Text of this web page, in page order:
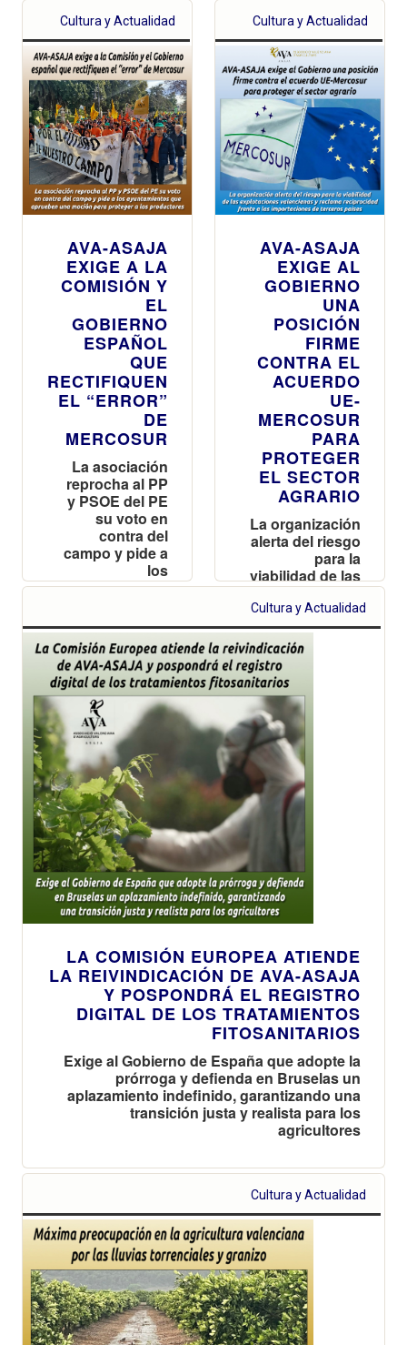
Cultura y Actualidad
AVA-ASAJA
EXIGE A LA
COMISIÓN Y
EL
GOBIERNO
ESPAÑOL
QUE
RECTIFIQUEN
EL “ERROR”
DE
MERCOSUR
La asociación
reprocha al PP
y PSOE del PE
su voto en
contra del
campo y pide a
los
ayuntamientos
una moción
para proteger a
los productores
Cultura y Actualidad
AVA-ASAJA
EXIGE AL
GOBIERNO
UNA
POSICIÓN
FIRME
CONTRA EL
ACUERDO
UE-
MERCOSUR
PARA
PROTEGER
EL SECTOR
AGRARIO
La organización
alerta del riesgo
para la
viabilidad de las
explotaciones
valencianas y
reclama
reciprocidad
importaciones
de terceros
Cultura y Actualidad
LA COMISIÓN EUROPEA ATIENDE
LA REIVINDICACIÓN DE AVA-ASAJA
Y POSPONDRÁ EL REGISTRO
DIGITAL DE LOS TRATAMIENTOS
FITOSANITARIOS
Exige al Gobierno de España que adopte la
prórroga y defienda en Bruselas un
aplazamiento indefinido, garantizando una
transición justa y realista para los
agricultores
Cultura y Actualidad